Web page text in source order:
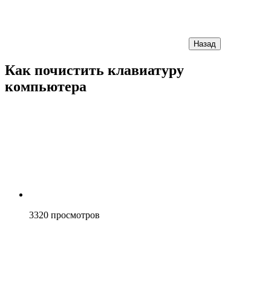
Назад
Как почистить клавиатуру
компьютера
3320 просмотров